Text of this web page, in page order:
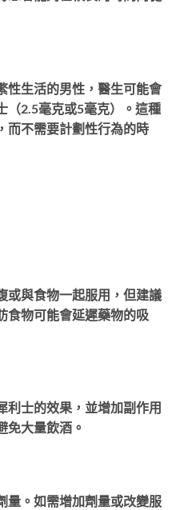
性生活的男性，醫生可能會
（2.5毫克或5毫克）。這種
而不需要計劃性行為的時
或與食物一起服用，但建議
食物可能會延遲藥物的吸
利士的效果，並增加副作用
免大量飲酒。
量。如需增加劑量或改變服